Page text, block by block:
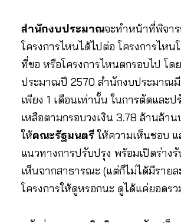
สำนักงบประมาณจะทำหน้าที่พิจา
โครงการไหนได้ไปต่อ โครงการไห
ที่ขอ หรือโครงการไหนตกรอบไป โด
ประมาณปี 2570 สำนักงบประมาณมี
เพียง 1 เดือนเท่านั้น ในการตัดและป
เหลือตามกรอบวงเงิน 3.78 ล้านล้า
ให้คณะรัฐมนตรีให้ความเห็นชอบ แ
แนวทางการปรับปรุง พร้อมเปิดร่าง
เห็นจากสาธารณะ (แต่ก็ไม่ได้มีรายล
โครงการให้ดูหรอกนะ ดูได้แค่ยอดรว